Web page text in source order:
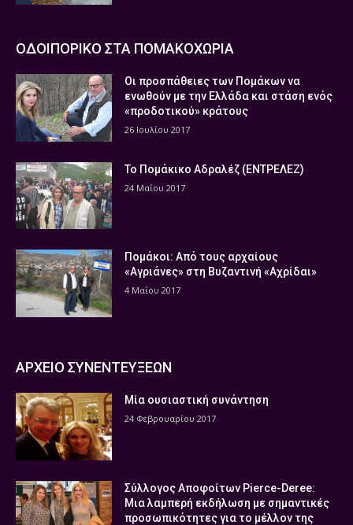
ΟΔΟΙΠΟΡΙΚΟ ΣΤΑ ΠΟΜΑΚΟΧΩΡΙΑ
Οι προσπάθειες των Πομάκων να
ενωθούν με την Ελλάδα και στάση ενός
«προδοτικού» κράτους
26 Ιουλίου 2017
Το Πομάκικο Αδραλέζ (ΕΝΤΡΕΛΕΖ)
24 Μαΐου 2017
Πομάκοι: Από τους αρχαίους
«Αγριάνες» στη Βυζαντινή «Αχρίδαι»
4 Μαΐου 2017
ΑΡΧΕΙΟ ΣΥΝΕΝΤΕΥΞΕΩΝ
Μία ουσιαστική συνάντηση
24 Φεβρουαρίου 2017
Σύλλογος Αποφοίτων Pierce-Deree:
Μια λαμπερή εκδήλωση με σημαντικές
προσωπικότητες για το μέλλον της